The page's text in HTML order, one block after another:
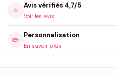
⭐
Avis vérifiés 4,7/5
Voir les avis
✏️
Personnalisation
En savoir plus